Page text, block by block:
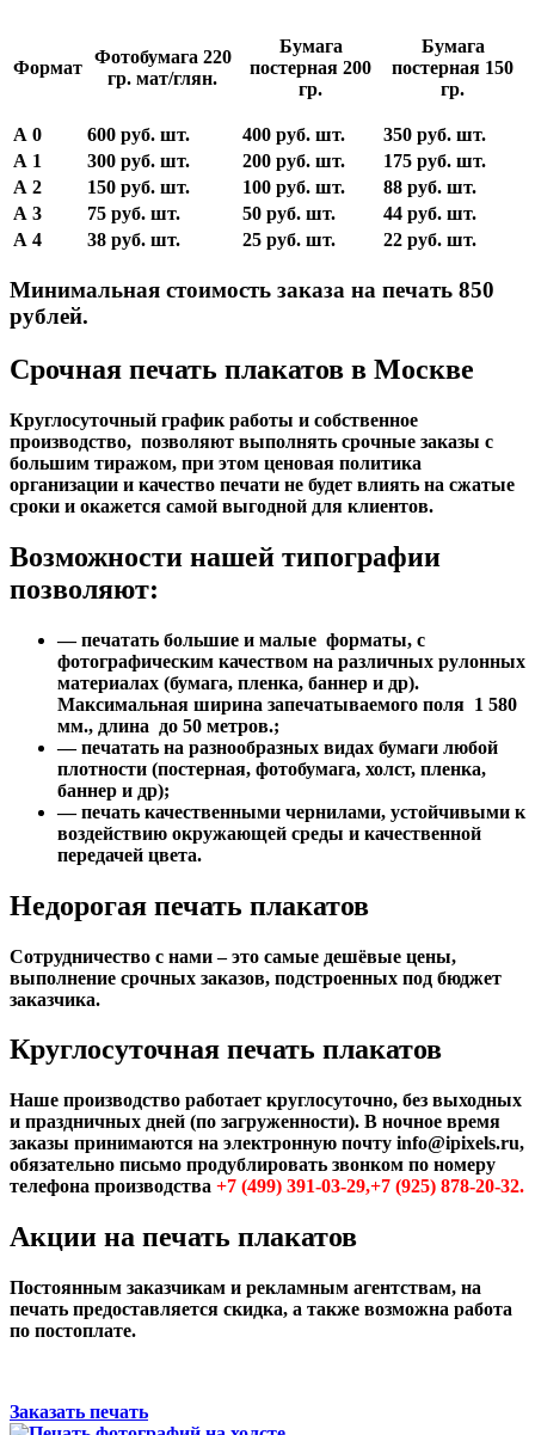
Формат
Фотобумага 220
гр. мат/глян.
Бумага
постерная 200
гр.
Бумага
постерная 150
гр.
А 0 600 руб. шт. 400 руб. шт.
350 руб. шт.
А 1
300 руб. шт. 200 руб. шт.
175 руб. шт.
А 2
150 руб. шт. 100 руб. шт.
88 руб. шт.
А 3
75 руб. шт. 50 руб. шт.
44 руб. шт.
А 4
38 руб. шт. 25 руб. шт. 22 руб. шт.
Минимальная стоимость заказа на печать 850
рублей.
Срочная печать плакатов в Москве
Круглосуточный график работы и собственное
производство, позволяют выполнять срочные заказы с
большим тиражом, при этом ценовая политика
организации и качество печати не будет влиять на сжатые
сроки и окажется самой выгодной для клиентов.
Возможности нашей типографии
позволяют:
— печатать большие и малые форматы, с
фотографическим качеством на различных рулонных
материалах (бумага, пленка, баннер и др).
Максимальная ширина запечатываемого поля 1 580
мм., длина до 50 метров.;
— печатать на разнообразных видах бумаги любой
плотности (постерная, фотобумага, холст, пленка,
баннер и др);
— печать качественными чернилами, устойчивыми к
воздействию окружающей среды и качественной
передачей цвета.
Недорогая печать плакатов
Сотрудничество с нами – это самые дешёвые цены,
выполнение срочных заказов, подстроенных под бюджет
заказчика.
Круглосуточная печать плакатов
Наше производство работает круглосуточно, без выходных
и праздничных дней (по загруженности). В ночное время
заказы принимаются на электронную почту info@ipixels.ru,
обязательно письмо продублировать звонком по номеру
телефона производства +7 (499) 391-03-29,+7 (925) 878-20-32.
Акции на печать плакатов
Постоянным заказчикам и рекламным агентствам, на
печать предоставляется скидка, а также возможна работа
по постоплате.
Заказать печать